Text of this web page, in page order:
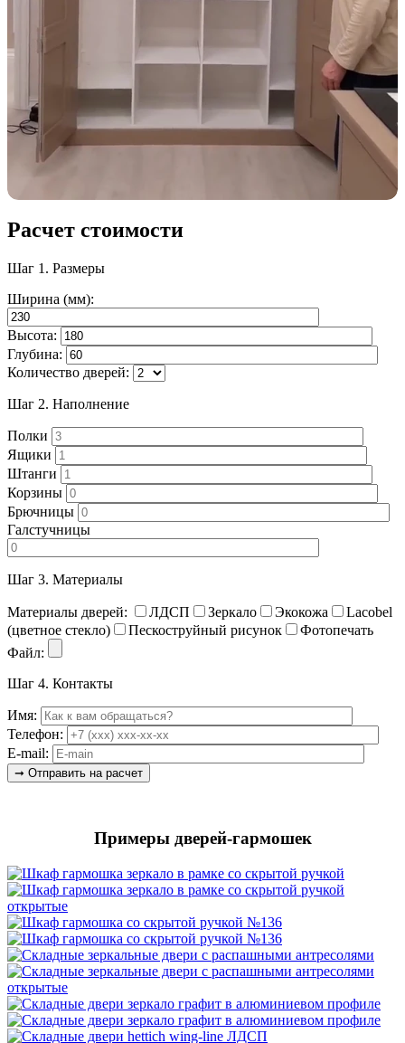
Расчет стоимости
Шаг 1. Размеры
Ширина (мм):
Высота:
Глубина:
Количество дверей:
Шаг 2. Наполнение
Полки
Ящики
Штанги
Корзины
Брючницы
Галстучницы
Шаг 3. Материалы
Материалы дверей: ЛДСП Зеркало Экокожа
Lacobel
(цветное стекло)
Пескоструйный рисунок
Фотопечать
Файл:
Шаг 4. Контакты
Имя:
Телефон:
E-mail:
Примеры дверей-гармошек